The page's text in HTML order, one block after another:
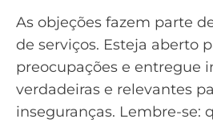
As objeções fazem parte
de serviços. Esteja aberto
preocupações e entregue
verdadeiras e relevantes
inseguranças. Lembre-se: